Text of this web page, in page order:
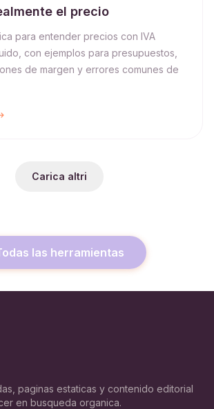
el precio
para entender precios con IVA
con ejemplos para presupuestos,
de margen y errores comunes de
Carica altri
las herramientas
paginas estaticas y contenido editorial
en busqueda organica.